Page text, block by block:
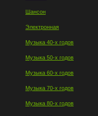
Шансон
Электронная
Музыка 40-х годов
Музыка 50-х годов
Музыка 60-х годов
Музыка 70-х годов
Музыка 80-х годов